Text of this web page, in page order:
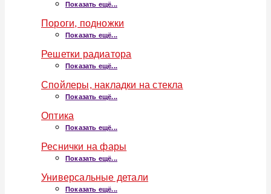
Показать ещё...
Пороги, подножки
Показать ещё...
Решетки радиатора
Показать ещё...
Спойлеры, накладки на стекла
Показать ещё...
Оптика
Показать ещё...
Реснички на фары
Показать ещё...
Универсальные детали
Показать ещё...